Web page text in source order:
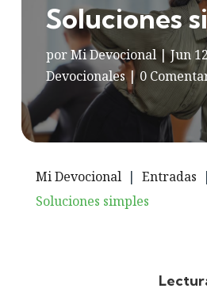
Soluciones
porMi Devocional |Jun
Devocionales| 0
Mi Devocional | Entradas |
Soluciones simples